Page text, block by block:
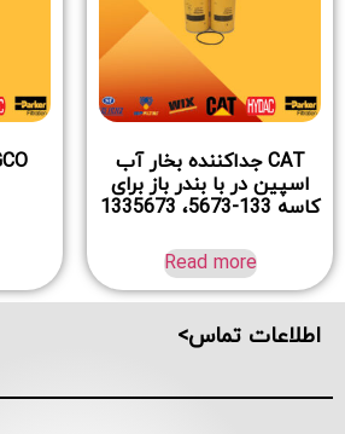
CAT جداکننده بخار آب
اسپین در با بندر باز برای
کاسه 133-5673، 1335673
Read more
اطلاعات تماس>